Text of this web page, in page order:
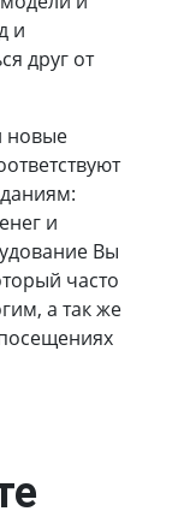
и
друг от
новые
и
Вы
часто
а так же